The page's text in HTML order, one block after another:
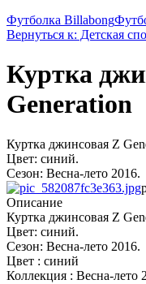
Футболка Billabong
Вернуться к: Детская
Куртка
Generation
Куртка джинсовая Z
Цвет: синий.
Сезон: Весна-лето 2016.
Описание
Куртка джинсовая Z
Цвет: синий.
Сезон: Весна-лето 2016.
Цвет : синий
Коллекция : Весна-лето